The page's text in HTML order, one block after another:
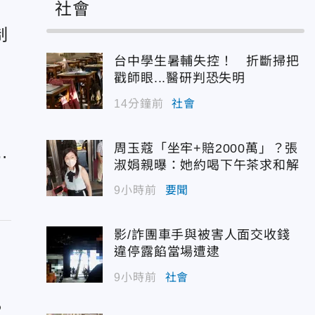
社會
台中學生暑輔失控！ 折斷掃把
戳師眼...醫研判恐失明
14分鐘前 社會
周玉蔻「坐牢+賠2000萬」？張
淑娟親曝：她約喝下午茶求和解
9小時前 要聞
影/詐團車手與被害人面交收錢
違停露餡當場遭逮
9小時前 社會